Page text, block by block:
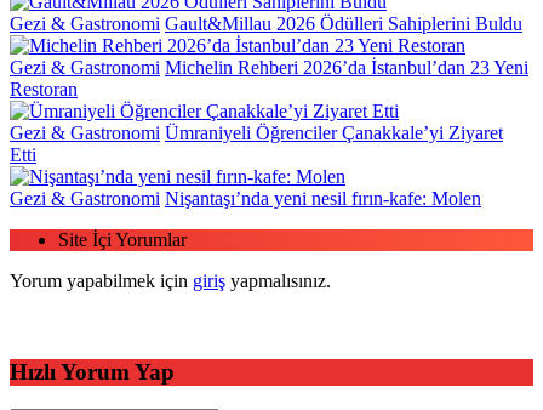
Gezi & Gastronomi Gault&Millau 2026 Ödülleri Sahiplerini Buldu
Gezi & Gastronomi Michelin Rehberi 2026’da İstanbul’dan 23 Yeni
Restoran
Gezi & Gastronomi Ümraniyeli Öğrenciler Çanakkale’yi Ziyaret
Etti
Gezi & Gastronomi Nişantaşı’nda yeni nesil fırın-kafe: Molen
Site İçi Yorumlar
Yorum yapabilmek için giriş yapmalısınız.
Hızlı Yorum Yap